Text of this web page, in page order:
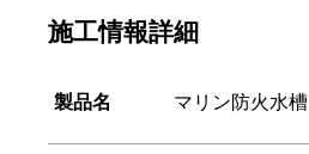
施工情報詳細
製品名 マリン防火水槽